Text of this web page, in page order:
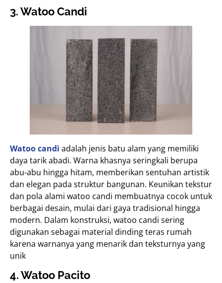
3. Watoo Candi
Watoo candi adalah jenis batu alam yang memiliki
daya tarik abadi. Warna khasnya seringkali berupa
abu-abu hingga hitam, memberikan sentuhan artistik
dan elegan pada struktur bangunan. Keunikan tekstur
dan pola alami watoo candi membuatnya cocok untuk
berbagai desain, mulai dari gaya tradisional hingga
modern. Dalam konstruksi, watoo candi sering
digunakan sebagai material dinding teras rumah
karena warnanya yang menarik dan teksturnya yang
unik
4. Watoo Pacito